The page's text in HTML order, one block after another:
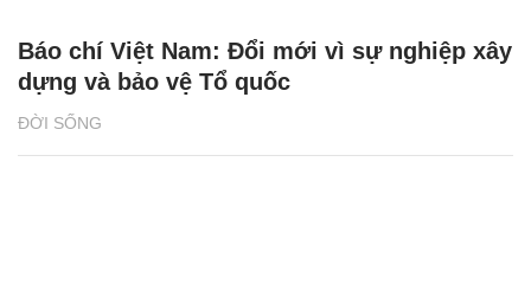
ĐỜI SỐNG
Báo chí Việt Nam: Đổi mới vì sự nghiệp xây
dựng và bảo vệ Tổ quốc